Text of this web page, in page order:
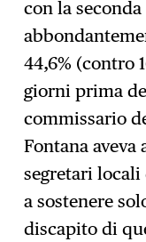
con la
44,6% (contro
giorni prima
commissario
Fontana
segretari
a sostenere
discapito di